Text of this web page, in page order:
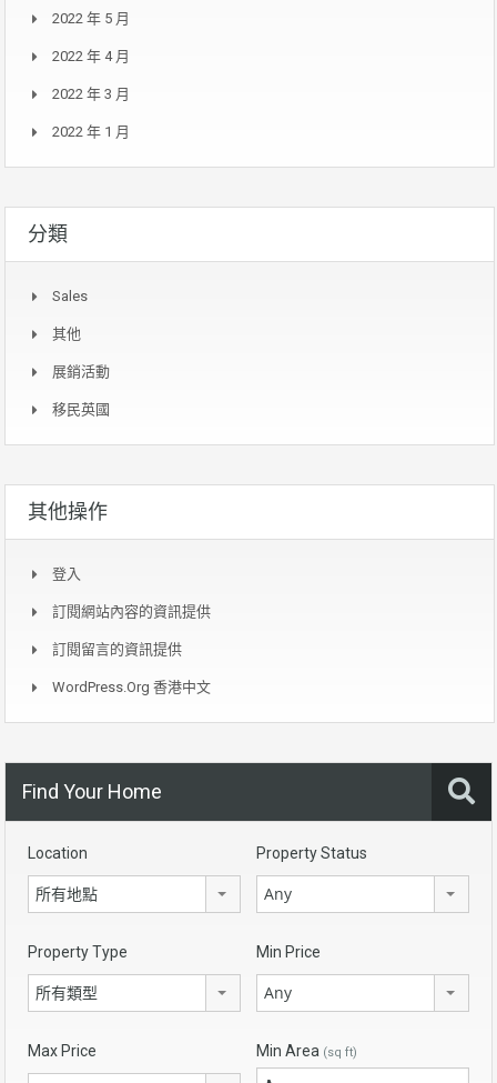
2022 年 5 月
2022 年 4 月
2022 年 3 月
2022 年 1 月
分類
Sales
其他
展銷活動
移民英國
其他操作
登入
訂閱網站內容的資訊提供
訂閱留言的資訊提供
WordPress.org 香港中文
Find Your Home
Location
所有地點
Property Status
Any
Property Type
所有類型
Min Price
Any
Max Price Min Area (sq ft)